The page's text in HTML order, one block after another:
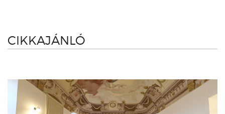
CIKKAJÁNLÓ